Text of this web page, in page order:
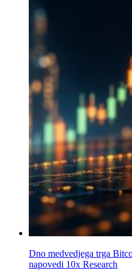
Dno medvedjega trga
napovedi 10x Research